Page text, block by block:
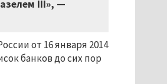
III», —
от 16 января 2014
банков до сих пор